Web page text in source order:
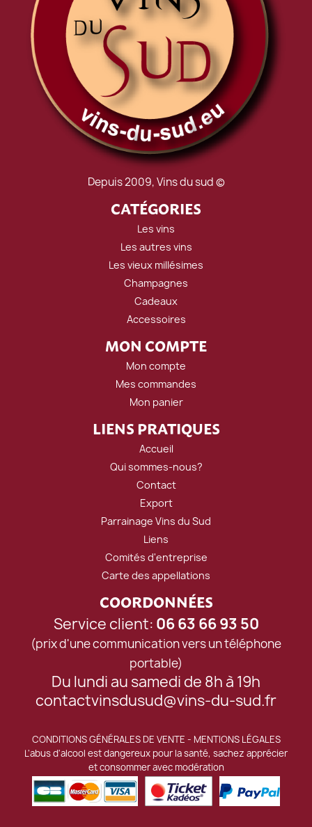
Depuis 2009, Vins du sud ©
CATÉGORIES
Les vins
Les autres vins
Les vieux millésimes
Champagnes
Cadeaux
Accessoires
MON COMPTE
Mon compte
Mes commandes
Mon panier
LIENS PRATIQUES
Accueil
Qui sommes-nous?
Contact
Export
Parrainage Vins du Sud
Liens
Comités d'entreprise
Carte des appellations
COORDONNÉES
Service client: 06 63 66 93 50
(prix d'une communication vers un téléphone
portable)
Du lundi au samedi de 8h à 19h
contactvinsdusud@vins-du-sud.fr
CONDITIONS GÉNÉRALES DE VENTE - MENTIONS LÉGALES
L'abus d'alcool est dangereux pour la santé, sachez apprécier
et consommer avec modération